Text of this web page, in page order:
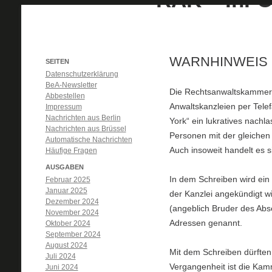
WARNHINWEIS
Die
Anwaltskanzleien per
York“ ein lukratives
Personen mit der
Auch insoweit handelt es
In dem Schreiben wird
der Kanzlei angekündigt
(angeblich Bruder des
Adressen genannt.
Mit dem Schreiben
Vergangenheit ist die
SEITEN
Datenschutzerklärung
BeA-Newsletter
Abbestellen
Impressum
Nachrichten aus Berlin
Nachrichten aus Brüssel
Automatische Nachrichten
Häufige Fragen
AUSGABEN
Februar 2025
Januar 2025
Dezember 2024
November 2024
Oktober 2024
September 2024
August 2024
Juli 2024
Juni 2024